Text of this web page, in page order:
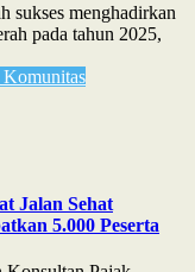
sukses menghadirkan
pada tahun 2025,
Jalan Sehat
5.000 Peserta